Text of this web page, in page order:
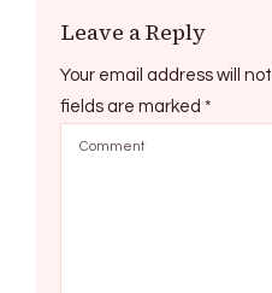
Leave a Reply
Your email address will
fields are marked *